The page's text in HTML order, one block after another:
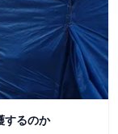
するのか